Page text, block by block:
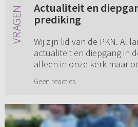
Actualiteit en
prediking
Wij zijn lid van de PKN. Al
actualiteit en diepgang in
alleen in onze kerk maar
vrouw en ik...
Geen reacties